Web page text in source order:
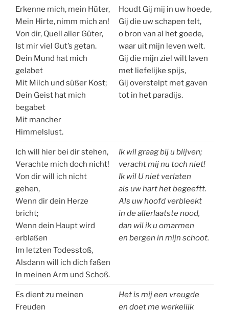
Erkenne mich, mein Hüter,
Mein Hirte, nimm mich an!
Von dir, Quell aller Güter,
Ist mir viel Gut’s getan.
Dein Mund hat mich
gelabet
Mit Milch und süßer Kost;
Dein Geist hat mich
begabet
Mit mancher
Himmelslust.
Houdt Gij mij in uw hoede,
Gij die uw schapen telt,
o bron van al het goede,
waar uit mijn leven welt.
Gij die mijn ziel wilt laven
met liefelijke spijs,
Gij overstelpt met gaven
tot in het paradijs.
Ich will hier bei dir stehen,
Verachte mich doch nicht!
Von dir will ich nicht
gehen,
Wenn dir dein Herze
bricht;
Wenn dein Haupt wird
erblaßen
Im letzten Todesstoß,
Alsdann will ich dich faßen
In meinen Arm und Schoß.
Ik wil graag bij u blijven;
veracht mij nu toch niet!
Ik wil U niet verlaten
als uw hart het begeeftt.
Als uw hoofd verbleekt
in de allerlaatste nood,
dan wil ik u omarmen
en bergen in mijn schoot.
Es dient zu meinen
Freuden
Het is mij een vreugde
en doet me werkelijk